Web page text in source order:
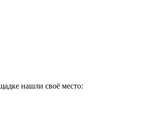
нашли своё место: